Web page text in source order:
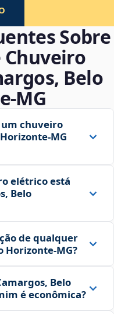
Sobre
Belo
chuveiro
elétrico está
Belo
de qualquer
Belo
é econômica?